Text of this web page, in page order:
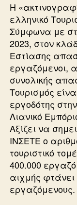
Η
ελληνικό
Σύμφωνα με
2023, στον
Εστίασης
εργαζόμενοι,
συνολικής
Τουρισμός
εργοδότης
Λιανικό
Αξίζει να
ΙΝΣΕΤΕ ο
τουριστικό
400.000
αιχμής φτάνει
εργαζόμενους.